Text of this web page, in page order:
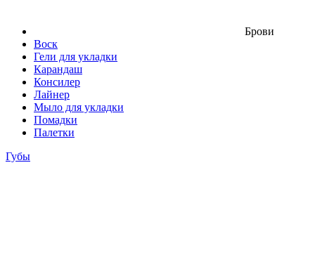
Брови
Воск
Гели для укладки
Карандаш
Консилер
Лайнер
Мыло для укладки
Помадки
Палетки
Губы